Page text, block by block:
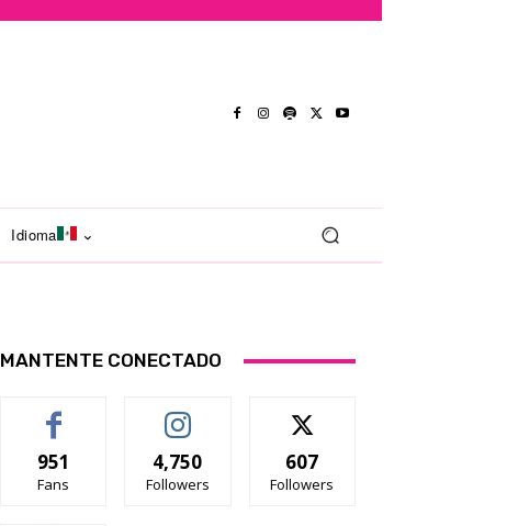
Idioma
MANTENTE CONECTADO
951
Fans
4,750
Followers
607
Followers